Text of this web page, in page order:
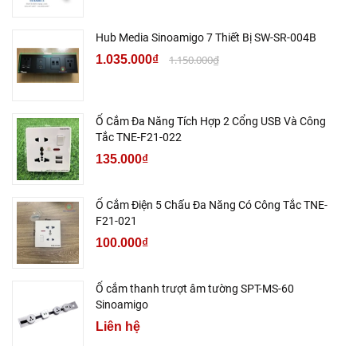
Hub Media Sinoamigo 7 Thiết Bị SW-SR-004B
1.035.000₫ 1.150.000₫
Ổ Cắm Đa Năng Tích Hợp 2 Cổng USB Và Công
Tắc TNE-F21-022
135.000₫
Ổ Cắm Điện 5 Chấu Đa Năng Có Công Tắc TNE-
F21-021
100.000₫
Ổ cắm thanh trượt âm tường SPT-MS-60
Sinoamigo
Liên hệ